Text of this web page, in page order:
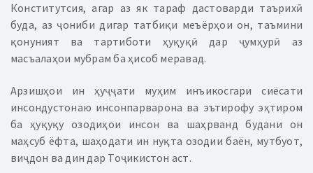
Конститутсия, агар аз як тараф дастоварди таърихӣ
буда, аз ҷониби дигар татбиқи меъёрҳои он, таъмини
қонуният ва тартиботи ҳуқуқӣ дар ҷумҳурӣ аз
масъалаҳои мубрам ба ҳисоб меравад.
Арзишҳои ин ҳуҷҷати муҳим инъикосгари сиёсати
инсондустонаю инсонпарварона ва эътирофу эҳтиром
ба ҳуқуқу озодиҳои инсон ва шаҳрванд будани он
маҳсуб ёфта, шаҳодати ин нуқта озодии баён, мутбуот,
виҷдон ва дин дар Тоҷикистон аст.